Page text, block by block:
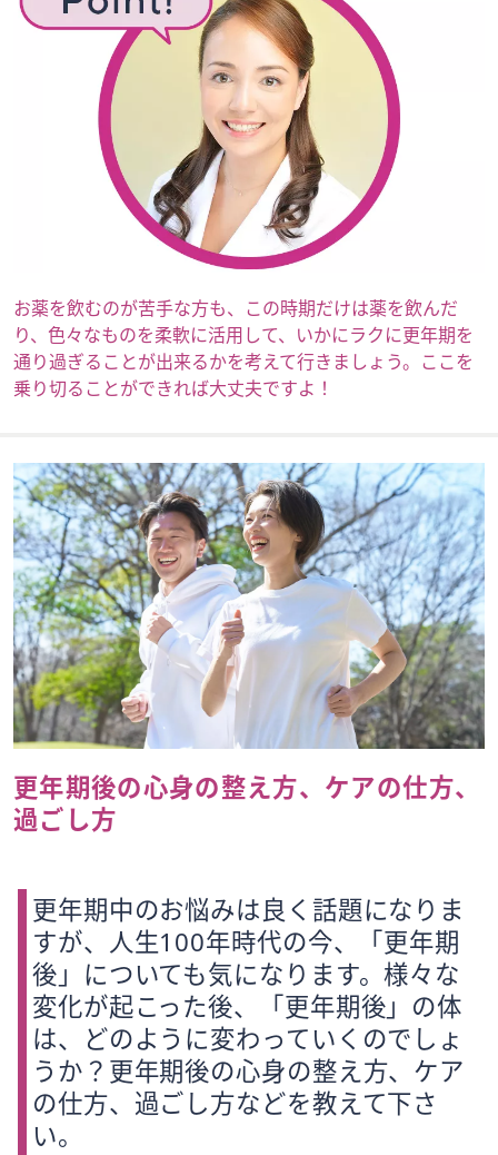
お薬を飲むのが苦手な方も、この時期だけは薬を飲んだ
り、色々なものを柔軟に活用して、いかにラクに更年期を
通り過ぎることが出来るかを考えて行きましょう。ここを
乗り切ることができれば大丈夫ですよ！
更年期後の心身の整え方、ケアの仕方、
過ごし方
更年期中のお悩みは良く話題になりま
すが、人生100年時代の今、「更年期
後」についても気になります。様々な
変化が起こった後、「更年期後」の体
は、どのように変わっていくのでしょ
うか？更年期後の心身の整え方、ケア
の仕方、過ごし方などを教えて下さ
い。